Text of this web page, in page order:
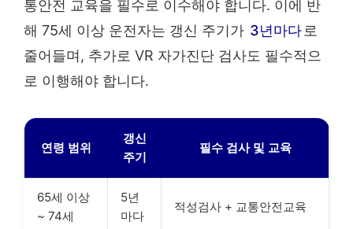
통안전 교육을 필수로 이수해야 합니다. 이에 반
해 75세 이상 운전자는 갱신 주기가 3년마다 로
줄어들며, 추가로 VR 자가진단 검사도 필수적으
로 이행해야 합니다.
연령 범위
갱신
주기
필수 검사 및 교육
65세 이상
~ 74세
5년
마다
적성검사 + 교통안전교육